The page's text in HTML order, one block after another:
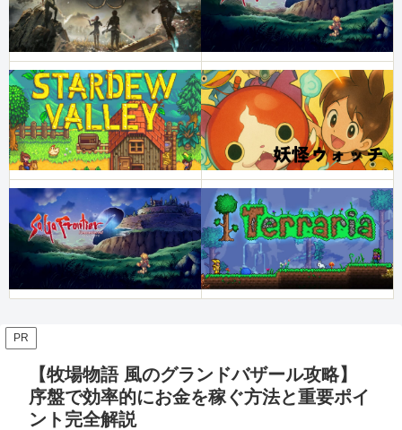
PR
【牧場物語 風のグランドバザール攻略】
序盤で効率的にお金を稼ぐ方法と重要ポイ
ント完全解説